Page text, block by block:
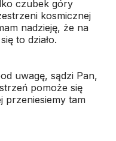
czubek góry
kosmicznej
nadzieję, że na
to działo.
uwagę, sądzi Pan,
pomoże się
przeniesiemy tam